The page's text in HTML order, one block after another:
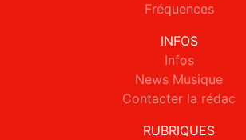
Fréquences
INFOS
Infos
News Musique
Contacter la rédac
RUBRIQUES